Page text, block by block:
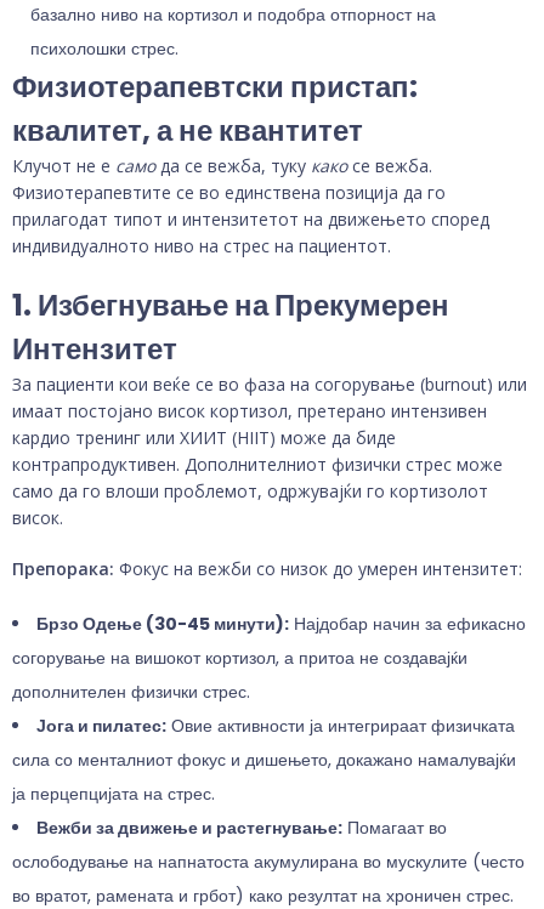
базално ниво на кортизол и подобра отпорност на
психолошки стрес.
Физиотерапевтски пристап:
квалитет, а не квантитет
Клучот не е самода се вежба, туку какосе вежба.
Физиотерапевтите се во единствена позиција да го
прилагодат типот и интензитетот на движењето според
индивидуалното ниво на стрес на пациентот.
1. Избегнување на Прекумерен
Интензитет
За пациенти кои веќе се во фаза на согорување (burnout) или
имаат постојано висок кортизол, претерано интензивен
кардио тренинг или ХИИТ (HIIT) може да биде
контрапродуктивен. Дополнителниот физички стрес може
само да го влоши проблемот, одржувајќи го кортизолот
висок.
Препорака: Фокус на вежби со низок до умерен интензитет:
Брзо Одење (30-45 минути): Најдобар начин за ефикасно
согорување на вишокот кортизол, а притоа не создавајќи
дополнителен физички стрес.
Јога и пилатес: Овие активности ја интегрираат физичката
сила со менталниот фокус и дишењето, докажано намалувајќи
ја перцепцијата на стрес.
Вежби за движење и растегнување: Помагаат во
ослободување на напнатоста акумулирана во мускулите (често
во вратот, рамената и грбот) како резултат на хроничен стрес.